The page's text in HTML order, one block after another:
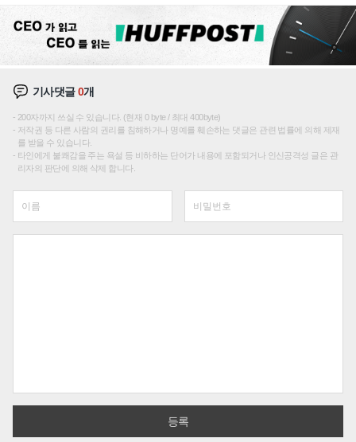
기사댓글0개
200자까지 쓰실 수 있습니다. (현재 0 byte / 최대 400byte)
저작권 등 다른 사람의 권리를 침해하거나 명예를 훼손하는 댓글은 관련 법률에 의해 제재
를 받을 수 있습니다.
타인에게 불쾌감을 주는 욕설 등 비하하는 단어가 내용에 포함되거나 인신공격성 글은 관
리자의 판단에 의해 삭제 합니다.